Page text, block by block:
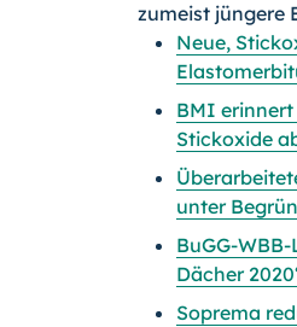
zumeist jüngere
Neue,
BMI
Stickoxide
unter
BuGG-
Dächer
Soprema